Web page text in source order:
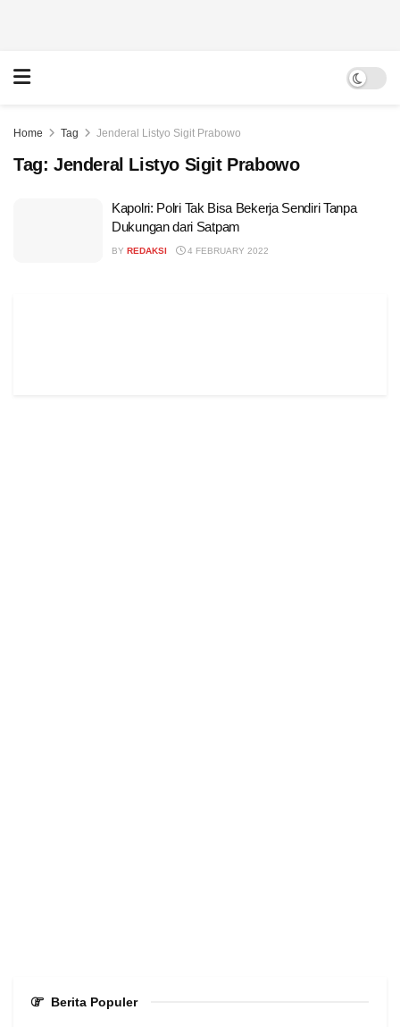
Home Tag Jenderal Listyo Sigit Prabowo
Tag: Jenderal Listyo Sigit Prabowo
Kapolri: Polri Tak Bisa Bekerja Sendiri Tanpa
Dukungan dari Satpam
BY REDAKSI 4 FEBRUARY 2022
Berita Populer